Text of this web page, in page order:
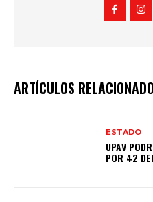
ARTÍCULOS
ESTADO
UPAV
POR 42